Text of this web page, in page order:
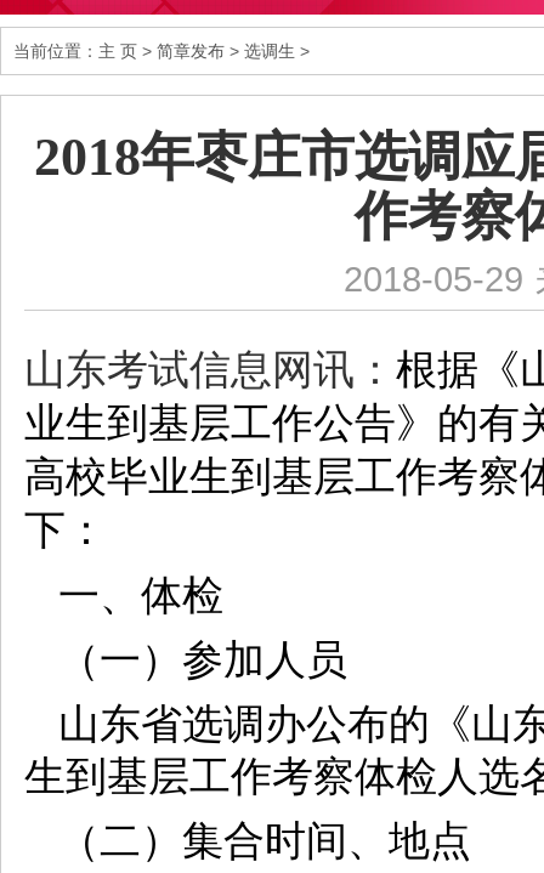
当前位置： 主 页 > 简章发布 > 选调生 >
2018年枣庄市选调
作考察
2018-05-29
山东考试信息网讯： 根据《
业生到基层工作公告》的有
高校毕业生到基层工作考察
下：
一、体检
（一）参加人员
山东省选调办公布的《山
生到基层工作考察体检人选
（二）集合时间、地点